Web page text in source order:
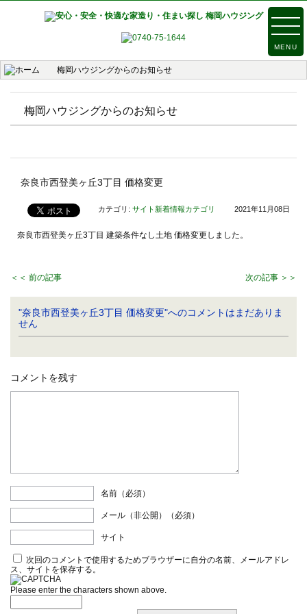
MENU
梅岡ハウジングからのお知らせ
梅岡ハウジングからのお知らせ
奈良市西登美ヶ丘3丁目 価格変更
カテゴリ: サイト新着情報カテゴリ 2021年11月08日
奈良市西登美ヶ丘3丁目 建築条件なし土地 価格変更しました。
＜＜ 前の記事 次の記事 ＞＞
"奈良市西登美ヶ丘3丁目 価格変更"へのコメントはまだありま
せん
コメントを残す
名前（必須）
メール（非公開）（必須）
サイト
次回のコメントで使用するためブラウザーに自分の名前、メールアドレ
ス、サイトを保存する。
Please enter the characters shown above.